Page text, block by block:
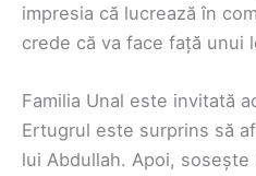
impresia că lucrează în
crede că va face față unui
Familia Unal este invitată
Ertugrul este surprins să
lui Abdullah. Apoi,